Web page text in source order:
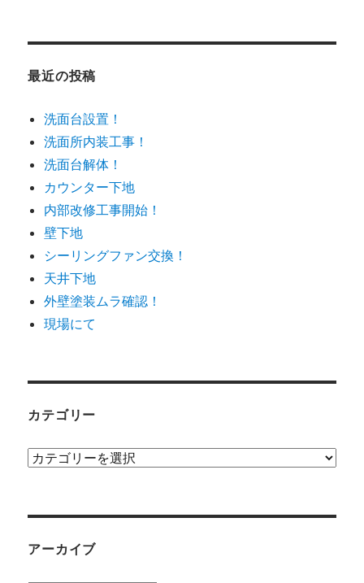
最近の投稿
洗面台設置！
洗面所内装工事！
洗面台解体！
カウンター下地
内部改修工事開始！
壁下地
シーリングファン交換！
天井下地
外壁塗装ムラ確認！
現場にて
カテゴリー
カ
ー
アーカイブ